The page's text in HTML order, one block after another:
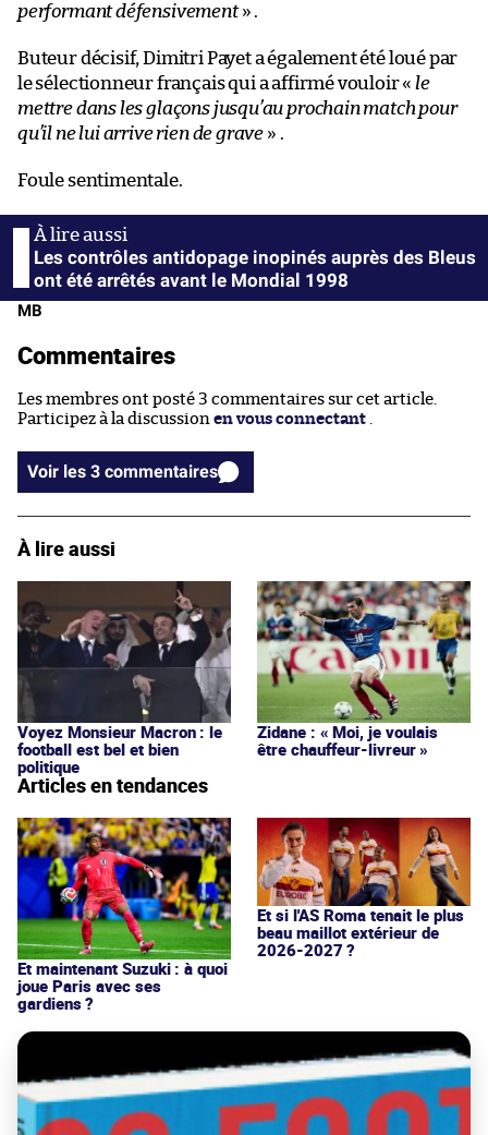
performant défensivement» .
Buteur décisif, Dimitri Payet a également été loué par
le sélectionneur français qui a affirmé vouloir « le
mettre dans les glaçons jusqu’au prochain match pour
qu’il ne lui arrive rien de grave » .
Foule sentimentale.
Les contrôles antidopage inopinés auprès des Bleus
ont été arrêtés avant le Mondial 1998
MB
Commentaires
Les membres ont posté 3 commentaires sur cet article.
Participez à la discussion en vous connectant
Voir les 3 commentaires
À lire aussi
Voyez Monsieur Macron : le
football est bel et bien
politique
Zidane : « Moi, je voulais
être chauffeur-livreur »
Articles en tendances
Et maintenant Suzuki : à quoi
joue Paris avec ses
gardiens ?
Et si l'AS Roma tenait le plus
beau maillot extérieur de
2026-2027 ?